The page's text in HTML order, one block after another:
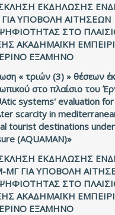
ΕΚΔΗΛΩΣΗΣ
ΥΠΟΒΟΛΗ ΑΙΤΗΣΕΩΝ
ΣΤΟ
ΑΚΑΔΗΜΑΪΚΗ
ΕΞΑΜΗΝΟ
« τριών (3) » θέσεων
στο πλαίσιο του
systems' evaluation
scarcity in
tourist destinations
(AQUAMAN)»
ΕΚΔΗΛΩΣΗΣ
ΜΓ ΓΙΑ ΥΠΟΒΟΛΗ
ΣΤΟ
ΑΚΑΔΗΜΑΪΚΗ
ΕΞΑΜΗΝΟ